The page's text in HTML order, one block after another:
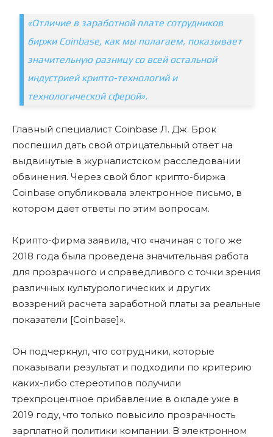
«Отличие в заработной плате сотрудников
биржи Coinbase, как мы полагаем, показывает
значительную разницу со всей остальной
индустрией крипто-технологий и
технологической сферой».
Главный специалист Coinbase Л. Дж. Брок
поспешил дать свой отрицательный ответ на
выдвинутые в журналистском расследовании
обвинения. Через свой блог крипто-биржа
Coinbase опубликовала электронное письмо, в
котором дает ответы по этим вопросам.
Крипто-фирма заявила, что «начиная с того же
2018 года была проведена значительная работа
для прозрачного и справедливого с точки зрения
различных культурологических и других
воззрений расчета заработной платы за реальные
показатели [Coinbase]».
Он подчеркнул, что сотрудники, которые
показывали результат и подходили по критерию
каких-либо стереотипов получили
трехпроцентное прибавление в окладе уже в
2019 году, что только повысило прозрачность
зарплатной политики компании. В электронном